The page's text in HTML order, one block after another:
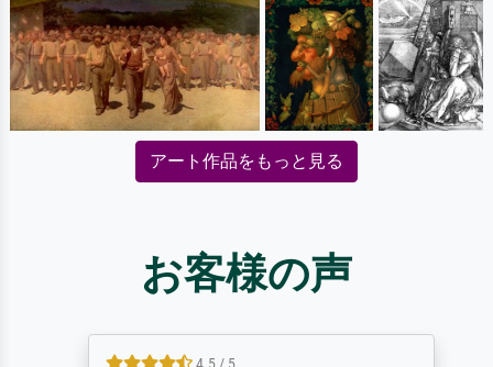
アート作品をもっと見る
お客様の声